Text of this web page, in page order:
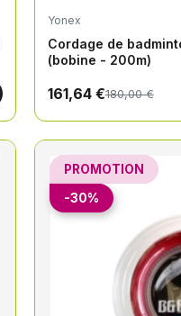
Yonex
Cordage de
(bobine - 200m)
161,64 €180,00 €
PROMOTION
-30%